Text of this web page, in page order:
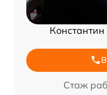
Стаж